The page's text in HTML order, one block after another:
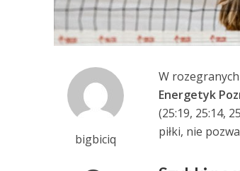
bigbiciq
W
Energetyk
(25:19, 25:14,
piłki, nie